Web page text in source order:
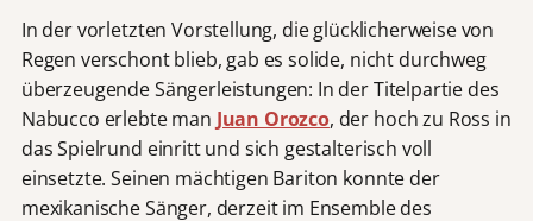
In der vorletzten Vorstellung, die glücklicherweise von
Regen verschont blieb, gab es solide, nicht durchweg
überzeugende Sängerleistungen: In der Titelpartie des
Nabucco erlebte man Juan Orozco, der hoch zu Ross in
das Spielrund einritt und sich gestalterisch voll
einsetzte. Seinen mächtigen Bariton konnte der
mexikanische Sänger, derzeit im Ensemble des